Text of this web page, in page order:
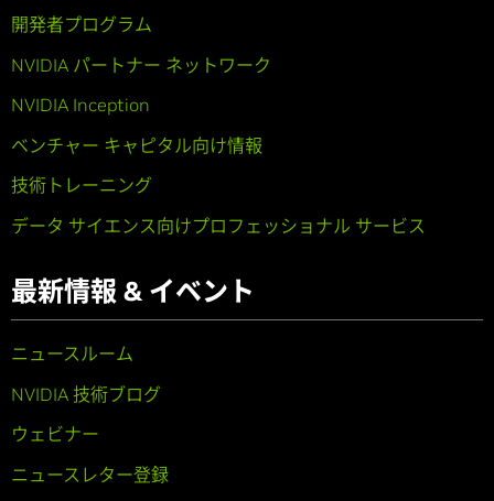
開発者プログラム
NVIDIA パートナー ネットワーク
NVIDIA Inception
ベンチャー キャピタル向け情報
技術トレーニング
データ サイエンス向けプロフェッショナル サービス
最新情報 & イベント
ニュースルーム
NVIDIA 技術ブログ
ウェビナー
ニュースレター登録